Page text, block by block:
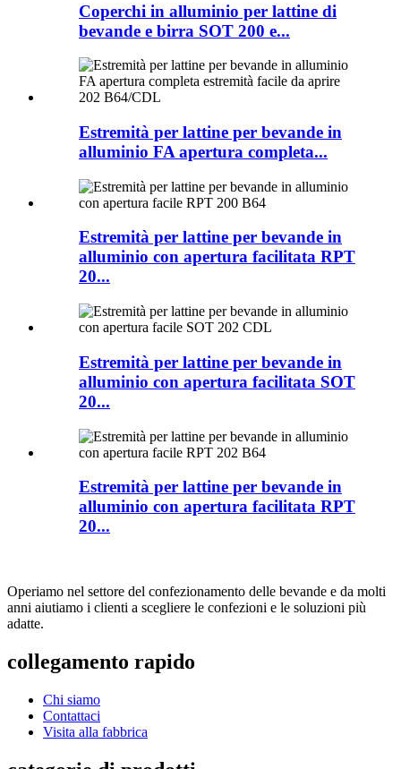
Coperchi in alluminio per lattine di
bevande e birra SOT 200 e...
Estremità per lattine per bevande in
alluminio FA apertura completa...
Estremità per lattine per bevande in
alluminio con apertura facilitata RPT
20...
Estremità per lattine per bevande in
alluminio con apertura facilitata SOT
20...
Estremità per lattine per bevande in
alluminio con apertura facilitata RPT
20...
Operiamo nel settore del confezionamento delle bevande e da molti
anni aiutiamo i clienti a scegliere le confezioni e le soluzioni più
adatte.
collegamento rapido
Chi siamo
Contattaci
Visita alla fabbrica